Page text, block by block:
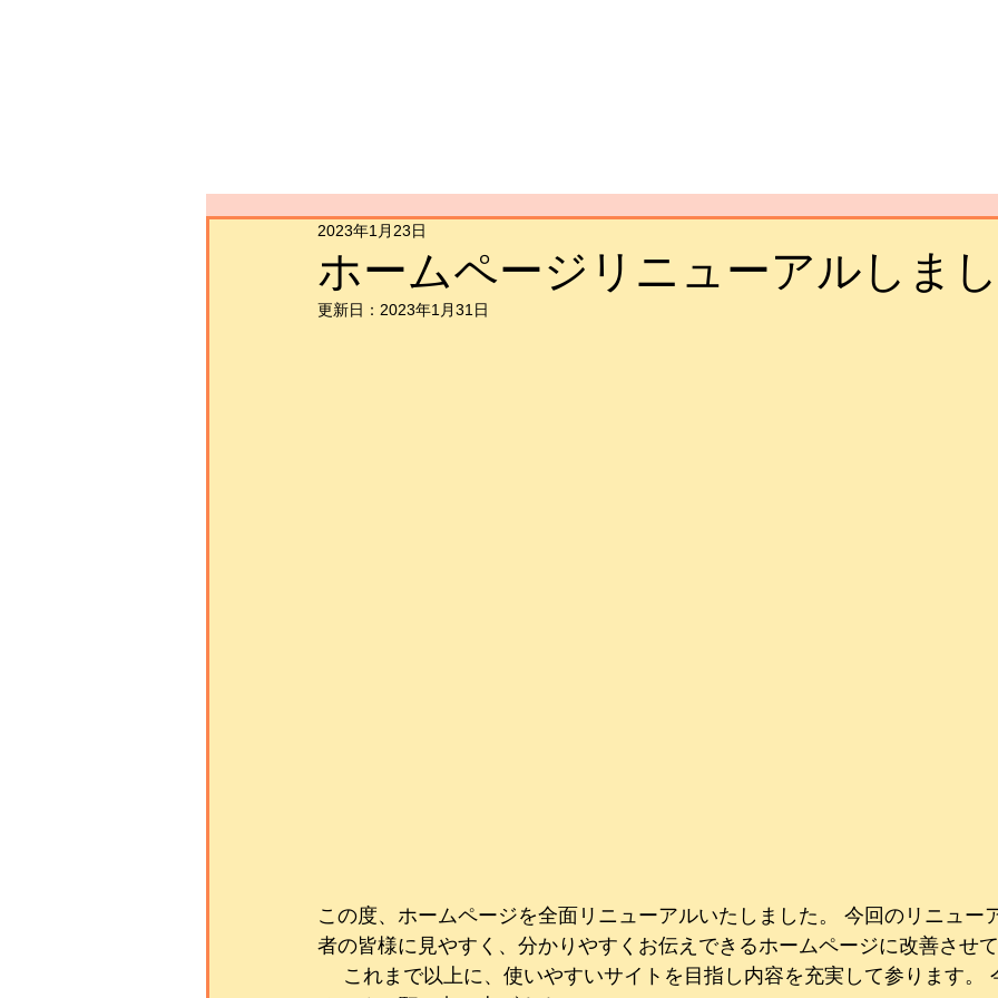
ホームページリニューアルしま
2023年1月23日
更新日： 2023年1月31日
この度、ホームページを全面リニューアルいたしました。 今回のリニュー
者の皆様に見やすく、分かりやすくお伝えできるホームページに改善さ
これまで以上に、使いやすいサイトを目指し内容を充実して参ります。